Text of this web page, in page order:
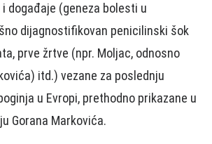
događaje (geneza bolesti u
dijagnostifikovan penicilinski šok
prve žrtve (npr. Moljac, odnosno
itd.) vezane za poslednju
u Evropi, prethodno prikazane u
Gorana Markovića.